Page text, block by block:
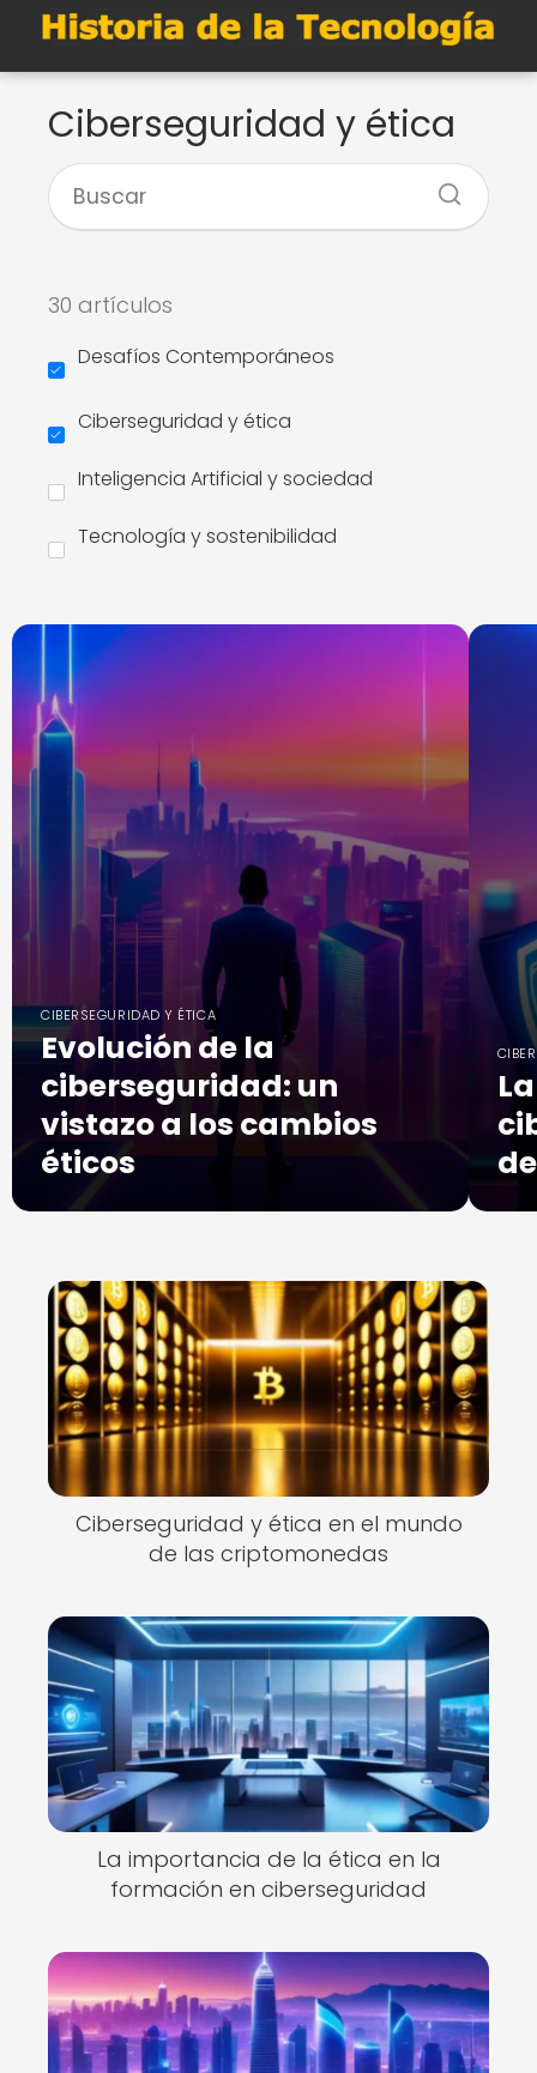
Ciberseguridad y ética
30 artículos
Desafíos Contemporáneos
Ciberseguridad y ética
Inteligencia Artificial y sociedad
Tecnología y sostenibilidad
CIBERSEGURIDAD Y ÉTICA
Evolución de la
ciberseguridad: un
vistazo a los cambios
éticos
Ciberseguridad y ética en el mundo
de las criptomonedas
La importancia de la ética en la
formación en ciberseguridad